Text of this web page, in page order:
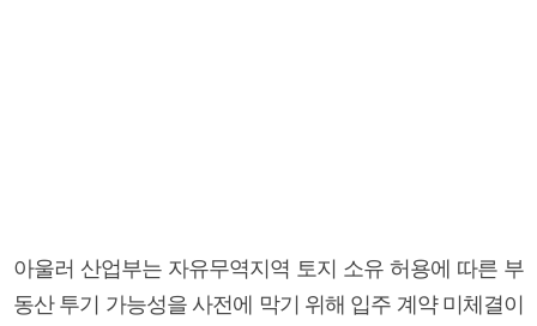
아울러 산업부는 자유무역지역 토지 소유 허용에 따른 부
동산 투기 가능성을 사전에 막기 위해 입주 계약 미체결이